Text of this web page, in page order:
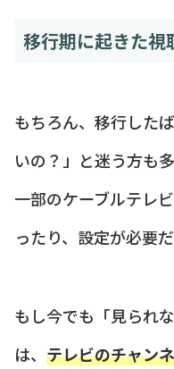
移行期に起きた視
もちろん、移行した
いの？」と迷う方も多
一部のケーブルテレ
ったり、設定が必要
もし今でも「見られ
は、 テレビのチャン